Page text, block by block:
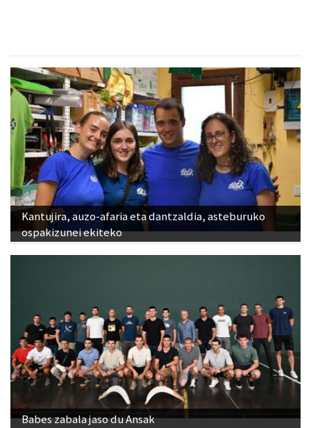
Kantujira, auzo-afaria eta dantzaldia, asteburuko
ospakizunei ekiteko
Babes zabala jaso du Ansak